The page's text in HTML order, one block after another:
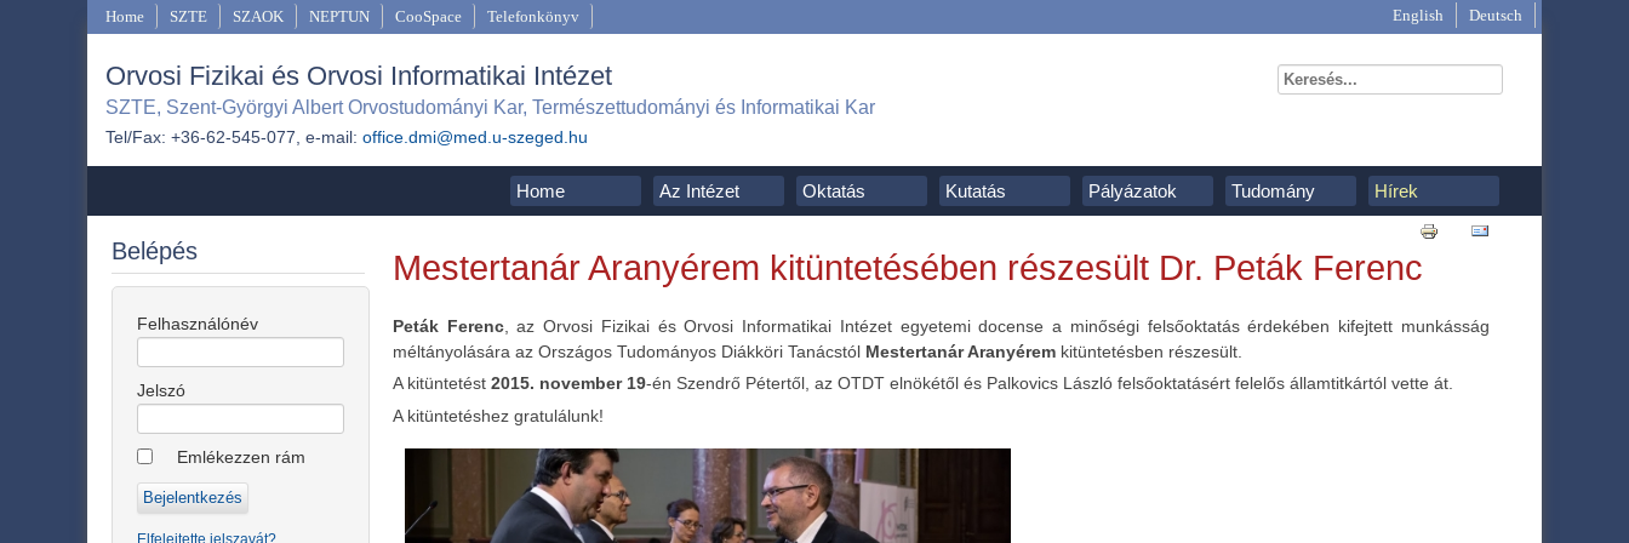
Home SZTE SZAOK NEPTUN CooSpace Telefonkönyv
Orvosi Fizikai és Orvosi Informatikai Intézet
SZTE, Szent-Györgyi Albert Orvostudományi Kar, Természettudományi és Informatikai Kar
Tel/Fax: +36-62-545-077, e-mail: office.dmi@med.u-szeged.hu
English Deutsch
Home Az Intézet Oktatás Kutatás Pályázatok Tudomány Hírek
Belépés
Felhasználónév
Jelszó
Emlékezzen rám
Elfelejtette jelszavát?
Mestertanár Aranyérem kitüntetésében részesült Dr. Peták Ferenc
Peták Ferenc, az Orvosi Fizikai és Orvosi Informatikai Intézet egyetemi docense a minőségi felsőoktatás érdekében kifejtett munkásság
méltányolására az Országos Tudományos Diákköri Tanácstól Mestertanár Aranyéremkitüntetésben részesült.
A kitüntetést 2015. november 19-én Szendrő Pétertől, az OTDT elnökétől és Palkovics László felsőoktatásért felelős államtitkártól vette át.
A kitüntetéshez gratulálunk!